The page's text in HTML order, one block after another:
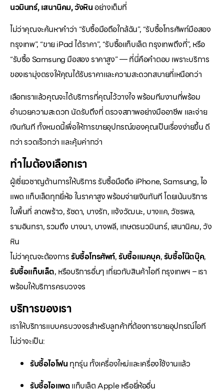
นวมินทร์, เสนานิคม, วังหินอย่างเต็มที่
ไม่ว่าคุณจะค้นหาคำว่า “รับซื้อมือถือใกล้ฉัน”, “รับซื้อโทรศัพท์มือสอง
กรุงเทพ”, “ขาย iPad ได้ราคา”, “รับซื้อแท็บเล็ต กรุงเทพถึงที่”, หรือ
“รับซื้อ Samsung มือสอง ราคาสูง” — ที่นี่คือคำตอบ เพราะบริการ
ของเรามุ่งตรงให้คุณได้รับราคาและความสะดวกสบายที่เหนือกว่า
เลือกเราแล้วคุณจะได้บริการที่คุณไว้วางใจ พร้อมทีมงานที่พร้อม
อำนวยความสะดวก นัดรับถึงที่ ตรวจสภาพอย่างมืออาชีพ และจ่าย
เงินทันที ทั้งหมดนี้เพื่อให้การขายอุปกรณ์ของคุณเป็นเรื่องง่ายขึ้น ดี
กว่า รวดเร็วกว่า และคุ้มค่ากว่า
ทำไมต้องเลือกเรา
ผู้เชี่ยวชาญด้านการให้บริการ รับซื้อมือถือ iPhone, Samsung, ไอ
แพด แท็บเล็ตทุกยี่ห้อ ในราคาสูง พร้อมจ่ายเงินทันที โดยเน้นบริการ
ในพื้นที่ ลาดพร้าว, รัชดา, บางรัก, แจ้งวัฒนะ, บางแค, วัชรพล,
รามอินทรา, รวมถึง บางนา, บางพลี, เกษตรนวมินทร์, เสนานิคม, วัง
หิน
ไม่ว่าคุณจะต้องการรับซื้อโทรศัพท์,รับซื้อแมคบุค,รับซื้อโน๊ตบุ๊ค,
รับซื้อแท็บเล็ต, หรือบริการอื่นๆ เกี่ยวกับสินค้าไอที กรุงเทพฯ – เรา
พร้อมให้บริการครบวงจร
บริการของเรา
เราให้บริการแบบครบวงจรสำหรับลูกค้าที่ต้องการขายอุปกรณ์ไอที
ไม่ว่าจะเป็น:
รับซื้อไอโฟน ทุกรุ่น ทั้งเครื่องใหม่และเครื่องใช้งานแล้ว
รับซื้อไอแพดแท็บเล็ต Apple หรือยี่ห้ออื่น